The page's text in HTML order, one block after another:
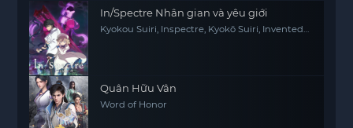
In/Spectre Nhân gian và yêu giới
Kyokou Suiri, Inspectre, Kyokō Suiri, Invented
Quân Hữu Vân
Word of Honor